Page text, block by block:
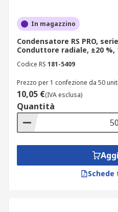
In magazzino
Condensatore RS PRO,
Conduttore radiale, ±20 %,
Codice RS 181-5409
Prezzo per 1 confezione da 50
10,05 €(IVA esclusa)
Quantità
Schede